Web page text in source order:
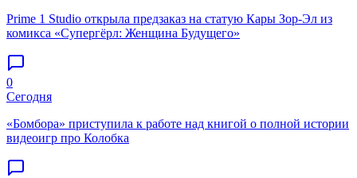
Prime 1 Studio открыла предзаказ на статую Кары Зор-Эл из
комикса «Супергёрл: Женщина Будущего»
0
Сегодня
«Бомбора» приступила к работе над книгой о полной истории
видеоигр про Колобка